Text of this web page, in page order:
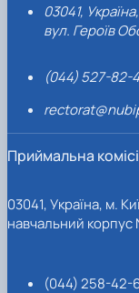
03041,
вул. Героїв
(044) 527-82-
Приймальна
03041, Україна, м.
навчальний
(044) 258-42-